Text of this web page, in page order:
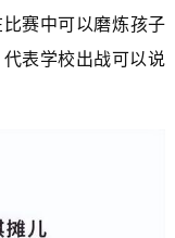
赛中可以磨炼孩子
表学校出战可以说